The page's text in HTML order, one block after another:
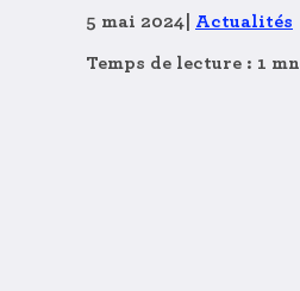
5 mai 2024 Actualités
Temps de lecture : 1 mn